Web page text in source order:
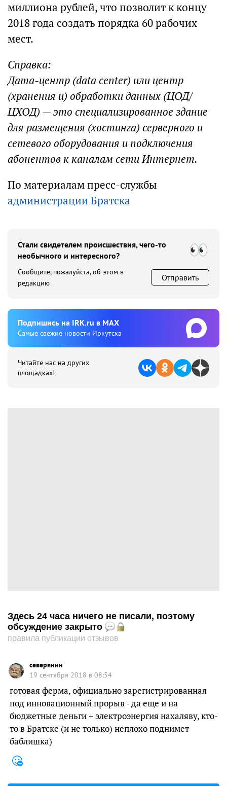
миллиона рублей, что позволит к концу
2018 года создать порядка 60 рабочих
мест.
Справка:
Дата-центр (data center) или центр
(хранения и) обработки данных (ЦОД/
ЦХОД) — это специализированное здание
для размещения (хостинга) серверного и
сетевого оборудования и подключения
абонентов к каналам сети Интернет.
По материалам пресс-службы
администрации Братска
Стали свидетелем происшествия, чего-то
необычного и интересного?
Сообщите, пожалуйста, об этом в
редакцию
Отправить
Подпишиcь на IRK.ru в MAX
Cамые свежие новости Иркутска
Читайте нас на других
площадках!
Здесь 24 часа ничего не писали, поэтому
обсуждение закрыто
правила публикации отзывов
северянин
19 сентября 2018 в 08:54
готовая ферма, официально зарегистрированная
под инновационный прорыв - да еще и на
бюджетные деньги + электроэнергия нахаляву, кто-
то в Братске (и не только) неплохо поднимет
баблишка)